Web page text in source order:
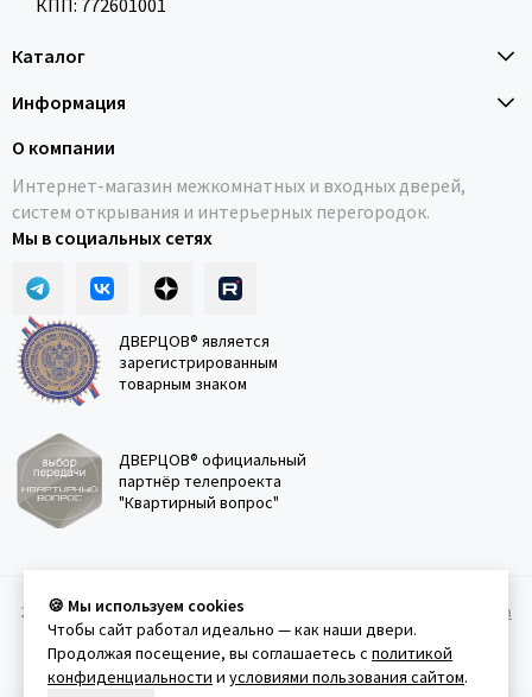
КПП: 772601001
Каталог
Информация
О компании
Интернет-магазин межкомнатных и входных дверей,
систем открывания и интерьерных перегородок.
Мы в социальных сетях
ДВЕРЦОВ® является
зарегистрированным
товарным знаком
ДВЕРЦОВ® официальный
партнёр телепроекта
"Квартирный вопрос"
2011-2026 © Дверцов. Карта сайта
Политика
конфеденциальности Условия использования сайта
🍪 Мы используем cookies
Чтобы сайт работал идеально — как наши двери.
Продолжая посещение, вы соглашаетесь с политикой
конфиденциальности и условиями пользования сайтом.